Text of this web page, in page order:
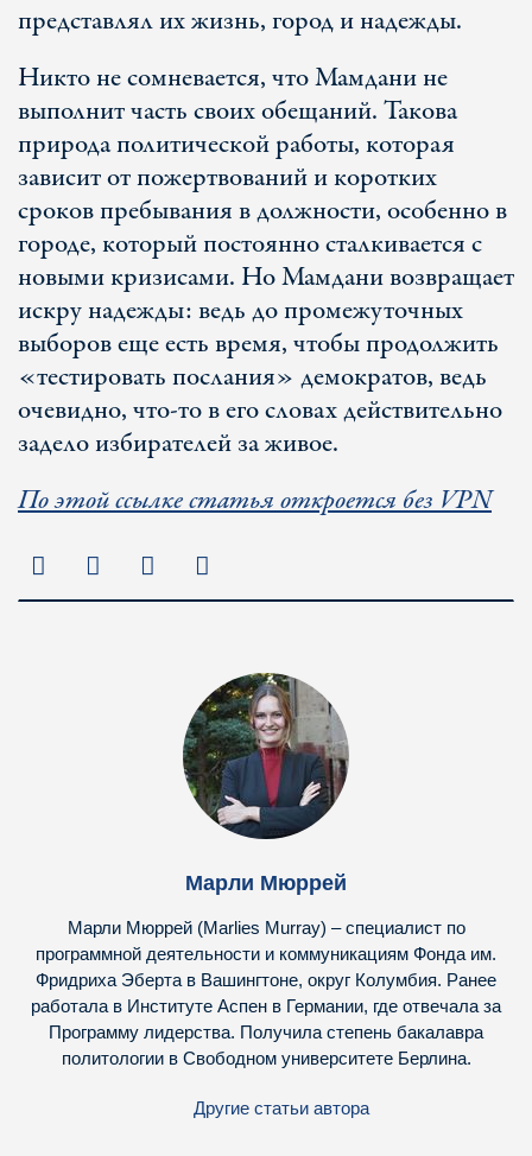
представлял их жизнь, город и надежды.
Никто не сомневается, что Мамдани не
выполнит часть своих обещаний. Такова
природа политической работы, которая
зависит от пожертвований и коротких
сроков пребывания в должности, особенно в
городе, который постоянно сталкивается с
новыми кризисами. Но Мамдани возвращает
искру надежды: ведь до промежуточных
выборов еще есть время, чтобы продолжить
«тестировать послания» демократов, ведь
очевидно, что-то в его словах действительно
задело избирателей за живое.
По этой ссылке статья откроется без VPN
Марли Мюррей
Марли Мюррей (Marlies Murray) – специалист по
программной деятельности и коммуникациям Фонда им.
Фридриха Эберта в Вашингтоне, округ Колумбия. Ранее
работала в Институте Аспен в Германии, где отвечала за
Программу лидерства. Получила степень бакалавра
политологии в Свободном университете Берлина.
Другие статьи автора